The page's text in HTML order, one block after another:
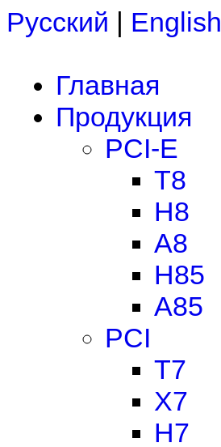
Русский | English
Главная
Продукция
PCI-E
T8
H8
A8
H85
A85
PCI
T7
X7
H7